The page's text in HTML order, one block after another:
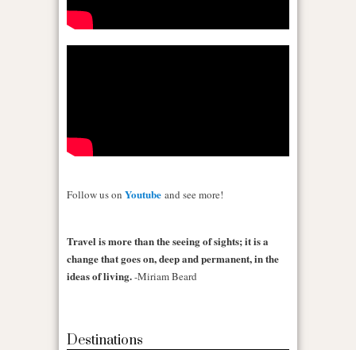
Follow us on Youtube and see more!
Travel is more than the seeing of sights; it is a
change that goes on, deep and permanent, in the
ideas of living.-Miriam Beard
Destinations